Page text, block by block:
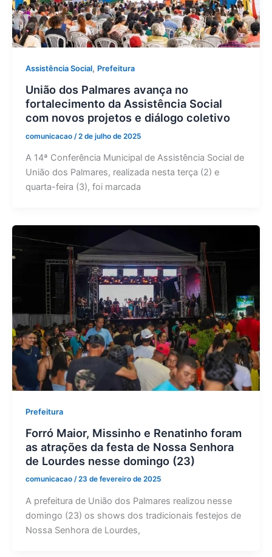
Assistência Social, Prefeitura
União dos Palmares avança no
fortalecimento da Assistência Social
com novos projetos e diálogo coletivo
comunicacao /2 de julho de 2025
A 14ª Conferência Municipal de Assistência Social de
União dos Palmares, realizada nesta terça (2) e
quarta-feira (3), foi marcada
Prefeitura
Forró Maior, Missinho e Renatinho foram
as atrações da festa de Nossa Senhora
de Lourdes nesse domingo (23)
comunicacao /23 de fevereiro de 2025
A prefeitura de União dos Palmares realizou nesse
domingo (23) os shows dos tradicionais festejos de
Nossa Senhora de Lourdes,